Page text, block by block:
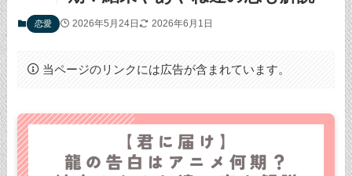
恋愛 2026年5月24日 2026年6月1日
当ページのリンクには広告が含まれています。